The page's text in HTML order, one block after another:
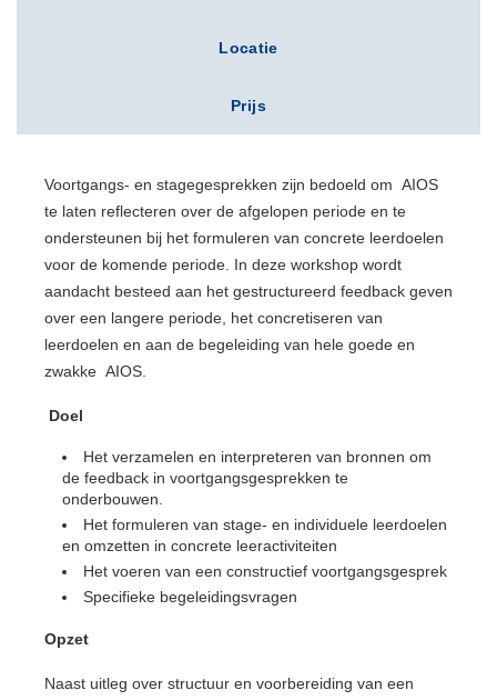
Locatie
Prijs
Voortgangs- en stagegesprekken zijn bedoeld om AIOS
te laten reflecteren over de afgelopen periode en te
ondersteunen bij het formuleren van concrete leerdoelen
voor de komende periode. In deze workshop wordt
aandacht besteed aan het gestructureerd feedback geven
over een langere periode, het concretiseren van
leerdoelen en aan de begeleiding van hele goede en
zwakke AIOS.
Doel
Het verzamelen en interpreteren van bronnen om
de feedback in voortgangsgesprekken te
onderbouwen.
Het formuleren van stage- en individuele leerdoelen
en omzetten in concrete leeractiviteiten
Het voeren van een constructief voortgangsgesprek
Specifieke begeleidingsvragen
Opzet
Naast uitleg over structuur en voorbereiding van een